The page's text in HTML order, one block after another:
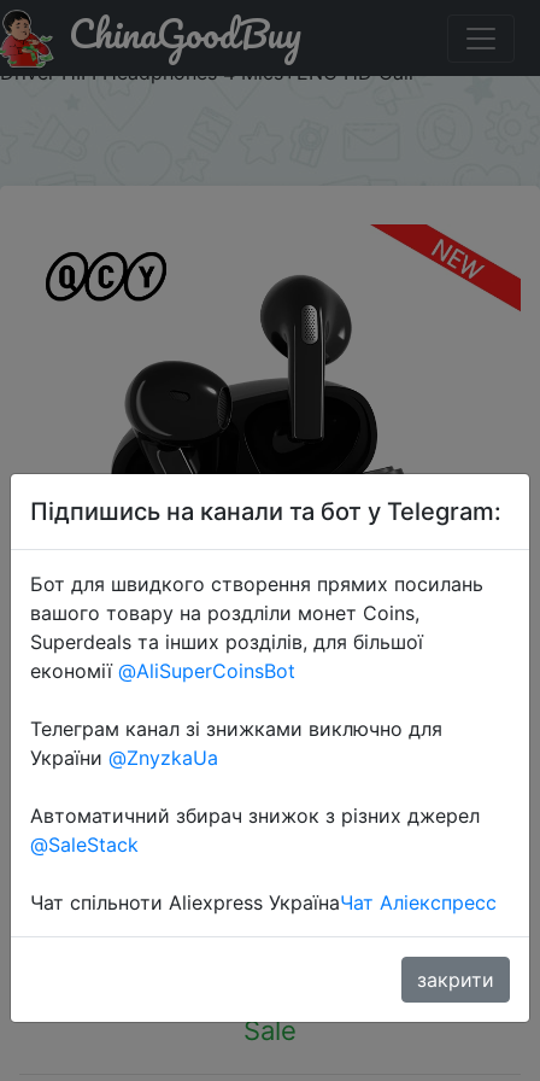
Купити на розпродажі NEW QCY T20 Bluetooth 5.3 TWS
Wireless Earphones 68ms Low Latency Earbuds 13mm
Driver HIFI Headphones 4 Mics+ENC HD Call
ChinaGoodBuy
NEW QCY T20 Bluetooth 5.3 TWS
Wireless Earphones 68ms Low
Latency Earbuds 13mm Driver HIFI
Headphones 4 Mics+ENC HD Call
$15.86
Sale
Підпишись на канали та бот у Telegram:
Бот для швидкого створення прямих посилань
вашого товару на роздліли монет Coins,
Superdeals та інших розділів, для більшої
економії @AliSuperCoinsBot
Телеграм канал зі знижками виключно для
України @ZnyzkaUa
Автоматичний збирач знижок з різних джерел
@SaleStack
Чат спільноти Aliexpress УкраїнаЧат Аліекспресс
закрити